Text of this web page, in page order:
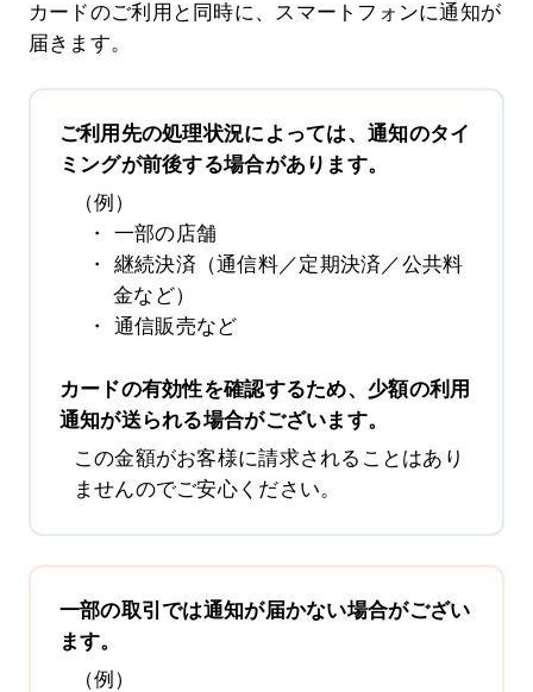
カードのご利用と同時に、スマートフォンに通知が
届きます。
ご利用先の処理状況によっては、通知のタイ
ミングが前後する場合があります。
（例）
一部の店舗
継続決済（通信料／定期決済／公共料
金など）
通信販売など
カードの有効性を確認するため、少額の利用
通知が送られる場合がございます。
この金額がお客様に請求されることはあり
ませんのでご安心ください。
一部の取引では通知が届かない場合がござい
ます。
（例）